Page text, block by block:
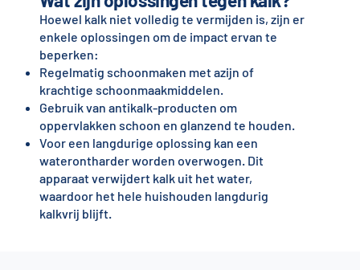
Hoewel kalk niet volledig te vermijden is, zijn er
enkele oplossingen om de impact ervan te
beperken:
Regelmatig schoonmaken met azijn of
krachtige schoonmaakmiddelen.
Gebruik van antikalk-producten om
oppervlakken schoon en glanzend te houden.
Voor een langdurige oplossing kan een
waterontharder worden overwogen. Dit
apparaat verwijdert kalk uit het water,
waardoor het hele huishouden langdurig
kalkvrij blijft.